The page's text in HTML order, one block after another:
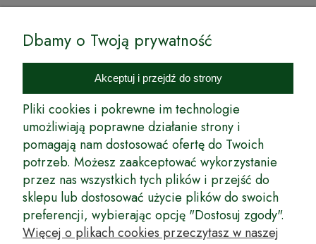
Internetowy Sklep Ogrodniczy Podkarpackie Sady to inicjatywa
podkarpackich szkółkarzy, której zamierzeniem jest wprowadzenie na
rynek wysokiej jakości drzewek owocowych, drzewek ozdobnych oraz
innych produktów pozwalających na uprawianie zarówno małych, jak
i dużych sadów oraz ogrodów.
Wspólnie stworzyliśmy dla Państwa kompleksową ofertę - wspaniałe
produkty, dary ziemi ze szkółek drzewek ozdobnych i owocowych,
których tradycje sięgają roku 1953. Drzewka produkowane są
z najwyższą starannością przez trzecie pokolenie plantatorów.
Długoletnie Doświadczenie sprawiło, że wszystkie drzewka cechuje
duża odporność na zmienne warunki atmosferyczne naszego klimatu
oraz niezwykły urodzaj. W ofercie naszego internetowego sklepu
Dbamy o Twoją prywatność
Akceptuj i przejdź do strony
Pliki cookies i pokrewne im technologie
umożliwiają poprawne działanie strony i
pomagają nam dostosować ofertę do Twoich
potrzeb. Możesz zaakceptować wykorzystanie
przez nas wszystkich tych plików i przejść do
sklepu lub dostosować użycie plików do swoich
preferencji, wybierając opcję "Dostosuj zgody".
Więcej o plikach cookies przeczytasz w naszej